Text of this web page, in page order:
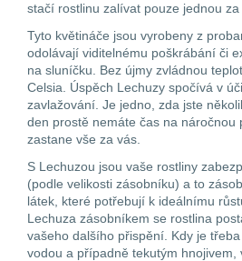
stačí rostlinu zalívat pouze jednou
Tyto květináče jsou vyrobeny z
odolávají viditelnému poškrábání či
na sluníčku. Bez újmy zvládnou
Celsia. Úspěch Lechuzy spočívá v
zavlažování. Je jedno, zda jste
den prostě nemáte čas na náročnou
zastane vše za vás.
S Lechuzou jsou vaše rostliny
(podle velikosti zásobníku) a to
látek, které potřebují k ideálnímu
Lechuza zásobníkem se rostlina
vašeho dalšího přispění. Kdy je
vodou a případně tekutým hnojivem,